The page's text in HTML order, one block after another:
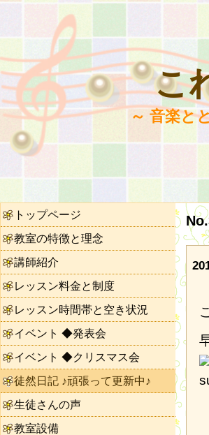
こ
～ 音楽と
トップページ
教室の特徴と理念
講師紹介
レッスン料金と制度
レッスン時間帯と空き状況
イベント ◆発表会
イベント ◆クリスマス会
徒然日記 ♪頑張って更新中♪
生徒さんの声
教室設備